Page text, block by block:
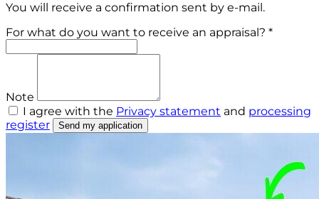
You will receive a confirmation sent by e-mail.
For what do you want to receive an appraisal? *
Note
I agree with the Privacy statement and processing
register
Send my application